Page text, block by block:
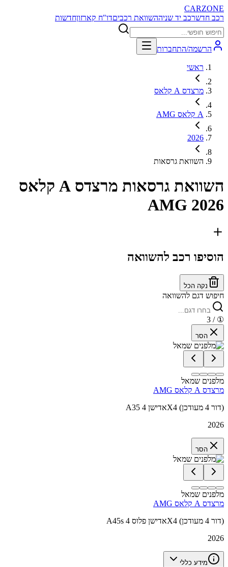
CARZONE
רכב חדשרכב יד שניההשוואת רכביםדו"ח קארזוןחדשות
הרשמה/התחברות
ראשי
מרצדס A קלאס
A קלאס AMG
2026
השוואת גרסאות
השוואת גרסאות
מרצדס A קלאס
AMG 2026
הוסיפו רכב להשוואה
נקה הכל
חיפוש דגם להשוואה
①
/ 3
הסר
מלפנים שמאל
מרצדס A קלאס AMG
A35 אדישן 4X4 (דור 4 מעודכן)
2026
הסר
מלפנים שמאל
מרצדס A קלאס AMG
A45s אדישן פלוס 4X4 (דור 4 מעודכן)
2026
מידע כללי